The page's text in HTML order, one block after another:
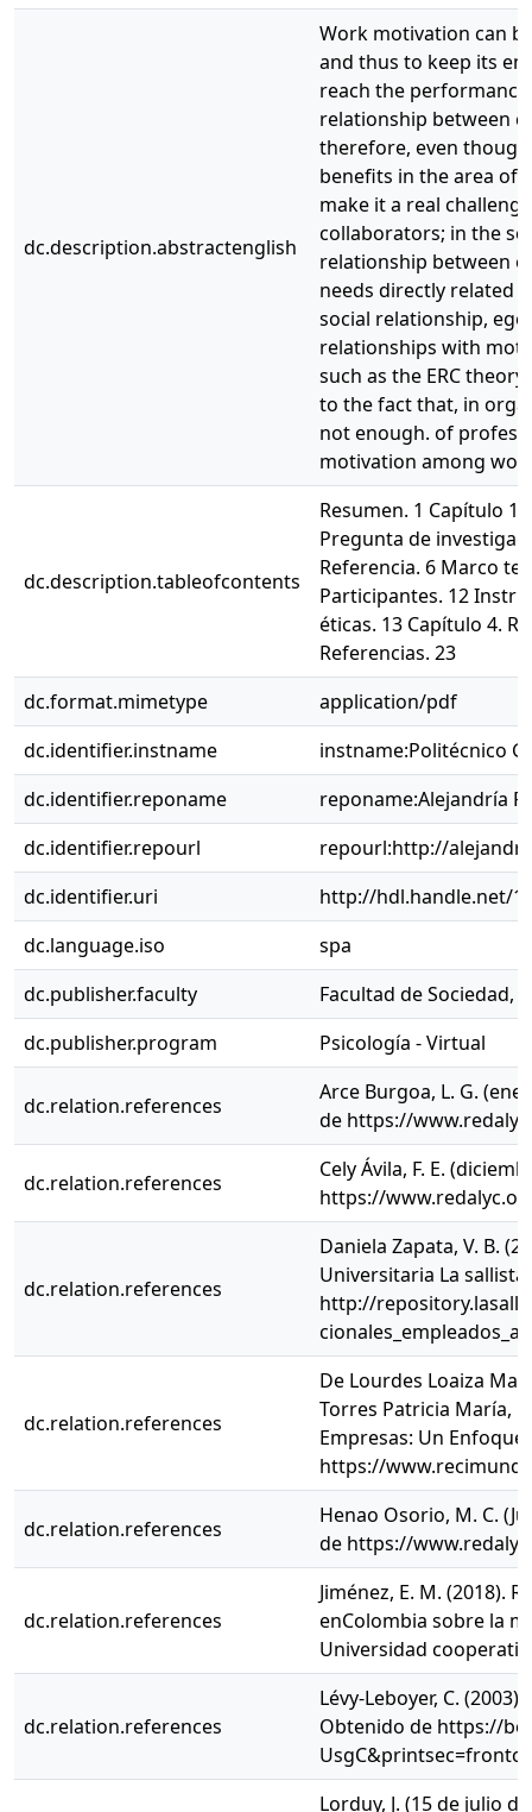
dc.description.abstractenglish
Work motivation can
and thus to keep its
reach the
relationship between
therefore, even
benefits in the area of
make it a real
collaborators; in the
relationship between
needs directly related
social relationship,
relationships with
such as the ERC
to the fact that, in
not enough. of
motivation among
dc.description.tableofcontents
Resumen. 1 Capítulo
Pregunta de
Referencia. 6 Marco
Participantes. 12
éticas. 13 Capítulo 4.
Referencias. 23
dc.format.mimetype
application/pdf
dc.identifier.instname
instname:Politécnico
dc.identifier.reponame
reponame:Alejandría
dc.identifier.repourl
repourl:http://
dc.identifier.uri
http://hdl.handle.net/
dc.language.iso
spa
dc.publisher.faculty
Facultad de Sociedad,
dc.publisher.program
Psicología - Virtual
dc.relation.references
Arce Burgoa, L. G.
de https://
dc.relation.references
Cely Ávila, F. E.
https://
dc.relation.references
Daniela Zapata, V. B.
Universitaria La
http://
dc.relation.references
De Lourdes Loaiza
Torres Patricia María,
Empresas: Un
https://
dc.relation.references
Henao Osorio, M. C.
de https://
dc.relation.references
Jiménez, E. M. (2018).
enColombia sobre la
Universidad
dc.relation.references
Lévy-Leboyer, C.
Obtenido de https://
Lorduy, J. (15 de julio